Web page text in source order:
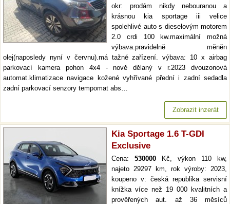
okr: prodám nikdy nebouranou a
krásnou kia sportage iii velice
spolehlivé auto s dieselovým motorem
2.0 crdi 100 kw.maximální možná
výbava.pravidelně měněn
olej(naposledy nyní v červnu).má tažné zařízení. výbava: 10 x airbag
parkovací kamera pohon 4x4 - nově dělaný v r.2023 dvouzonová
automat.klimatizace navigace kožené vyhřívané přední i zadní sedadla
zadní parkovací senzory tempomat abs…
Zobrazit inzerát
Kia Sportage 1.6 T-GDI
Exclusive
Cena: 530000 Kč, výkon 110 kw,
najeto 29297 km, rok výroby: 2023,
koupeno v: česká republika servisní
knížka více než 19 000 kvalitních a
prověřených aut. až 36 měsíců